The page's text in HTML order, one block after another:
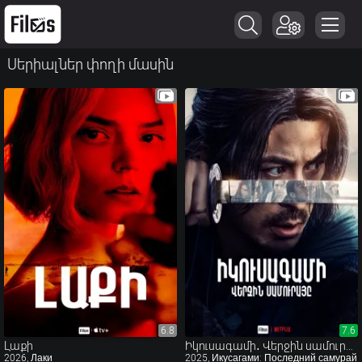
Սերիալներ փողի մասին
6.8
6.8
Լաքի
2026, Лаки
7.6
7.6
2025, Икусагами: Последний самурай